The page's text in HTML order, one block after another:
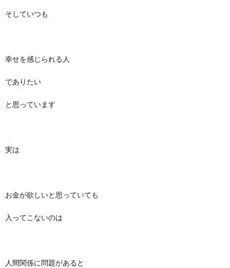
そしていつも
幸せを感じられる人
でありたい
と思っています
実は
お金が欲しいと思っていても
入ってこないのは
人間関係に問題があると